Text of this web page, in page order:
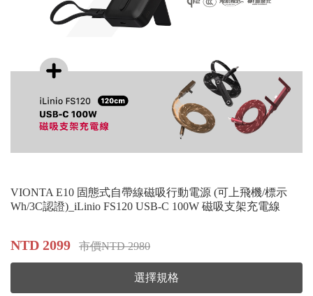
VIONTA E10 固態式自帶線磁吸行動電源 (可上飛機/標示
Wh/3C認證)_iLinio FS120 USB-C 100W 磁吸支架充電線
NTD 2099 市價NTD 2980
選擇規格